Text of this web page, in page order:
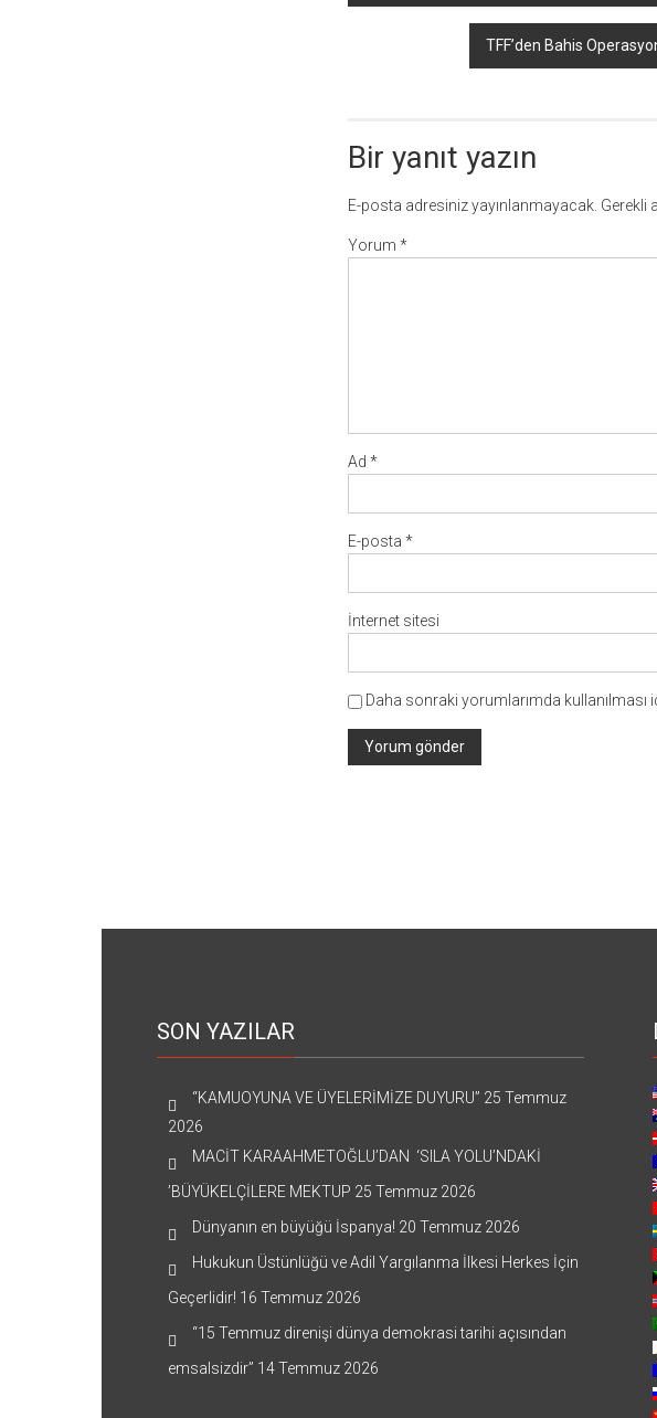
dolaşımı
TFF’den Bahis
Bir yanıt yazın
E-posta adresiniz yayınlanmayacak. Gerekli
Yorum *
Ad *
E-posta *
İnternet sitesi
Daha sonraki yorumlarımda kullanılması
SON YAZILAR
“KAMUOYUNA VE ÜYELERİMİZE DUYURU” 25 Temmuz
2026
MACİT KARAAHMETOĞLU’DAN ‘SILA YOLU’NDAKİ
’BÜYÜKELÇİLERE MEKTUP 25 Temmuz 2026
Dünyanın en büyüğü İspanya! 20 Temmuz 2026
Hukukun Üstünlüğü ve Adil Yargılanma İlkesi Herkes İçin
Geçerlidir! 16 Temmuz 2026
“15 Temmuz direnişi dünya demokrasi tarihi açısından
emsalsizdir” 14 Temmuz 2026